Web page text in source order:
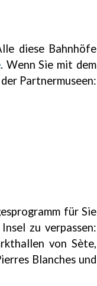
diese Bahnhöfe
. Wenn Sie mit dem
Partnermuseen:
für Sie
zu verpassen:
von Sète,
Blanches und